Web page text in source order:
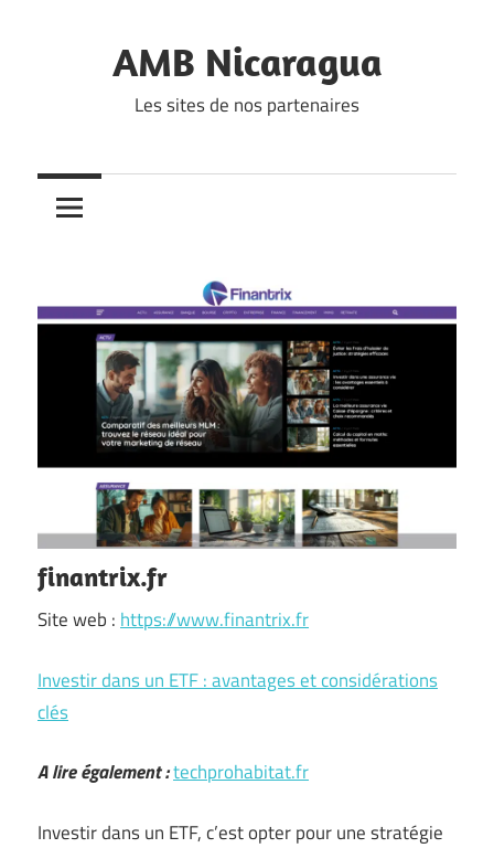
AMB Nicaragua
Les sites de nos partenaires
finantrix.fr
Site web : https://www.finantrix.fr
Investir dans un ETF : avantages et considérations
clés
A lire également :techprohabitat.fr
Investir dans un ETF, c’est opter pour une stratégie